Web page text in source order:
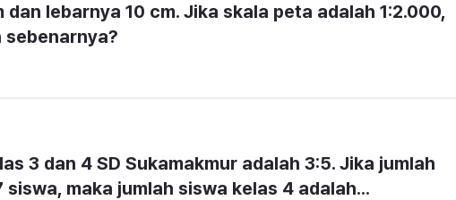
dan lebarnya 10 cm. Jika skala peta adalah 1:2.000,
sebenarnya?
3 dan 4 SD Sukamakmur adalah 3:5. Jika jumlah
maka jumlah siswa kelas 4 adalah...